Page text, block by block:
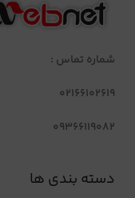
شماره تماس :
02166102619
09366119082
دسته بندی ها